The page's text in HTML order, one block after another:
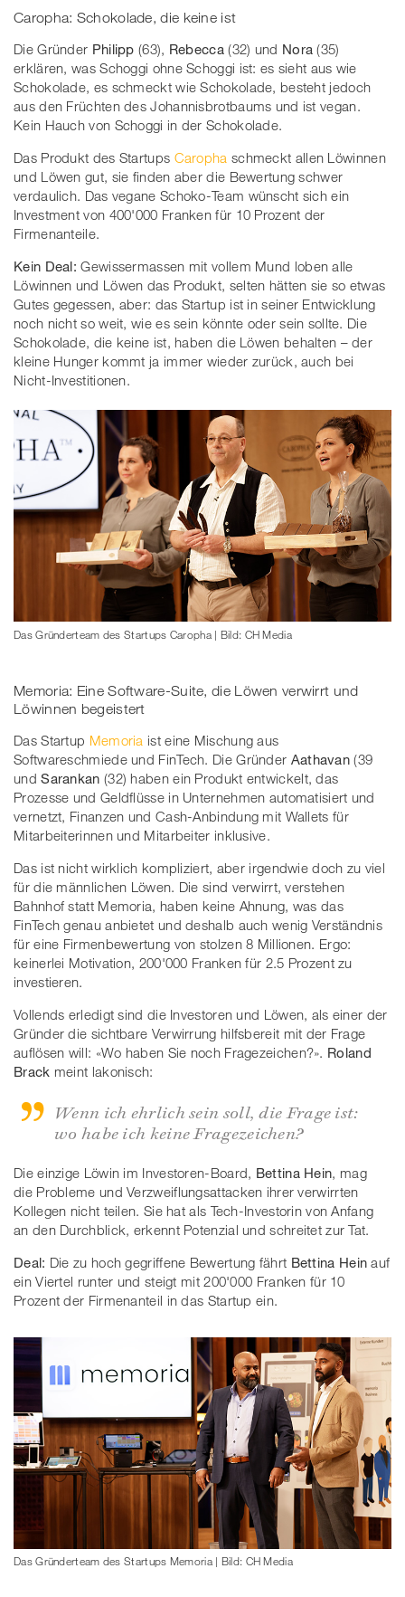
Caropha: Schokolade, die keine ist
Die Gründer Philipp (63), Rebecca (32) und Nora (35)
erklären, was Schoggi ohne Schoggi ist: es sieht aus wie
Schokolade, es schmeckt wie Schokolade, besteht jedoch
aus den Früchten des Johannisbrotbaums und ist vegan.
Kein Hauch von Schoggi in der Schokolade.
Das Produkt des Startups Caropha schmeckt allen Löwinnen
und Löwen gut, sie finden aber die Bewertung schwer
verdaulich. Das vegane Schoko-Team wünscht sich ein
Investment von 400'000 Franken für 10 Prozent der
Firmenanteile.
Kein Deal:Gewissermassen mit vollem Mund loben alle
Löwinnen und Löwen das Produkt, selten hätten sie so etwas
Gutes gegessen, aber: das Startup ist in seiner Entwicklung
noch nicht so weit, wie es sein könnte oder sein sollte. Die
Schokolade, die keine ist, haben die Löwen behalten – der
kleine Hunger kommt ja immer wieder zurück, auch bei
Nicht-Investitionen.
Das Gründerteam des Startups Caropha | Bild: CH Media
Memoria: Eine Software-Suite, die Löwen verwirrt und
Löwinnen begeistert
Das Startup Memoria ist eine Mischung aus
Softwareschmiede und FinTech. Die Gründer Aathavan (39
undSarankan (32) haben ein Produkt entwickelt, das
Prozesse und Geldflüsse in Unternehmen automatisiert und
vernetzt, Finanzen und Cash-Anbindung mit Wallets für
Mitarbeiterinnen und Mitarbeiter inklusive.
Das ist nicht wirklich kompliziert, aber irgendwie doch zu viel
für die männlichen Löwen. Die sind verwirrt, verstehen
Bahnhof statt Memoria, haben keine Ahnung, was das
FinTech genau anbietet und deshalb auch wenig Verständnis
für eine Firmenbewertung von stolzen 8 Millionen. Ergo:
keinerlei Motivation, 200'000 Franken für 2.5 Prozent zu
investieren.
Vollends erledigt sind die Investoren und Löwen, als einer der
Gründer die sichtbare Verwirrung hilfsbereit mit der Frage
auflösen will: «Wo haben Sie noch Fragezeichen?». Roland
Brack meint lakonisch:
Wenn ich ehrlich sein soll, die Frage ist:
wo habe ich keine Fragezeichen?
Die einzige Löwin im Investoren-Board, Bettina Hein, mag
die Probleme und Verzweiflungsattacken ihrer verwirrten
Kollegen nicht teilen. Sie hat als Tech-Investorin von Anfang
an den Durchblick, erkennt Potenzial und schreitet zur Tat.
Deal: Die zu hoch gegriffene Bewertung fährt Bettina Heinauf
ein Viertel runter und steigt mit 200'000 Franken für 10
Prozent der Firmenanteil in das Startup ein.
Das Gründerteam des Startups Memoria | Bild: CH Media